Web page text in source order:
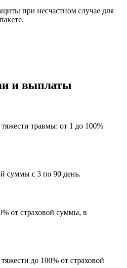
при несчастном случае для
и выплаты
травмы: от 1 до 100%
суммы с 3 по 90 день.
от страховой суммы, в
до 100% от страховой